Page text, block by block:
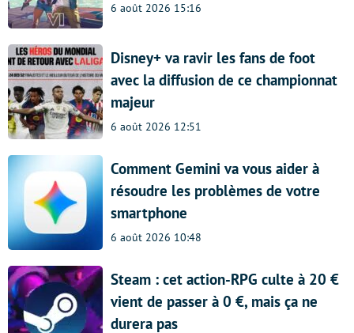
6 août 2026 15:16
Disney+ va ravir les fans de foot
avec la diffusion de ce championnat
majeur
6 août 2026 12:51
Comment Gemini va vous aider à
résoudre les problèmes de votre
smartphone
6 août 2026 10:48
Steam : cet action-RPG culte à 20 €
vient de passer à 0 €, mais ça ne
durera pas